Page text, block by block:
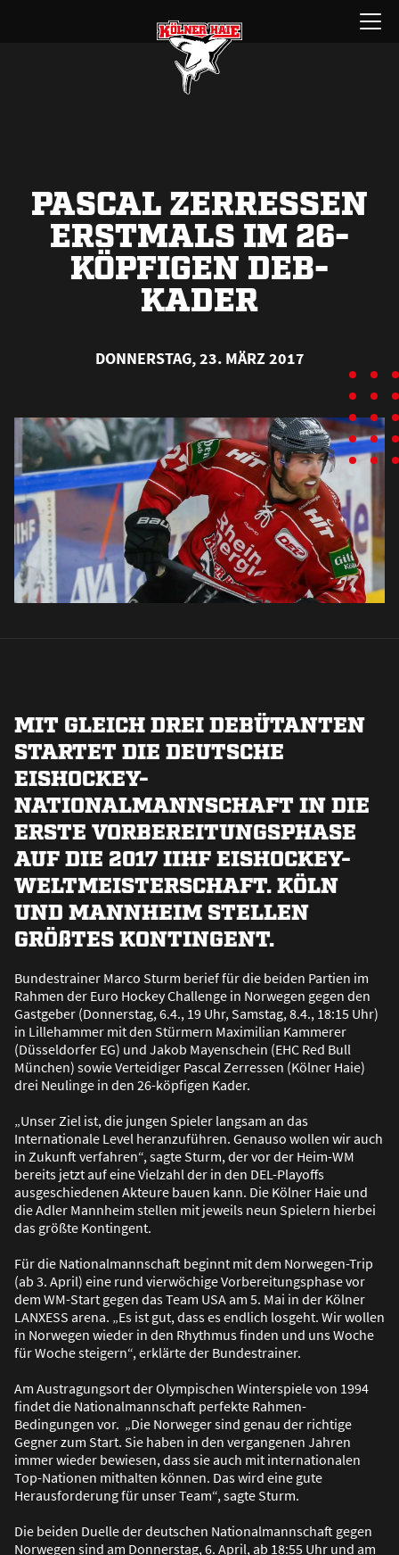
Menü
öffnen
PASCAL ZERRESSEN
ERSTMALS IM 26-
KÖPFIGEN DEB-
KADER
DONNERSTAG, 23. MÄRZ 2017
MIT GLEICH DREI DEBÜTANTEN
STARTET DIE DEUTSCHE
EISHOCKEY-
NATIONALMANNSCHAFT IN DIE
ERSTE VORBEREITUNGSPHASE
AUF DIE 2017 IIHF EISHOCKEY-
WELTMEISTERSCHAFT. KÖLN
UND MANNHEIM STELLEN
GRÖßTES KONTINGENT.
Bundestrainer Marco Sturm berief für die beiden Partien im
Rahmen der Euro Hockey Challenge in Norwegen gegen den
Gastgeber (Donnerstag, 6.4., 19 Uhr, Samstag, 8.4., 18:15 Uhr)
in Lillehammer mit den Stürmern Maximilian Kammerer
(Düsseldorfer EG) und Jakob Mayenschein (EHC Red Bull
München) sowie Verteidiger Pascal Zerressen (Kölner Haie)
drei Neulinge in den 26-köpfigen Kader.
„Unser Ziel ist, die jungen Spieler langsam an das
Internationale Level heranzuführen. Genauso wollen wir auch
in Zukunft verfahren“, sagte Sturm, der vor der Heim-WM
bereits jetzt auf eine Vielzahl der in den DEL-Playoffs
ausgeschiedenen Akteure bauen kann. Die Kölner Haie und
die Adler Mannheim stellen mit jeweils neun Spielern hierbei
das größte Kontingent.
Für die Nationalmannschaft beginnt mit dem Norwegen-Trip
(ab 3. April) eine rund vierwöchige Vorbereitungsphase vor
dem WM-Start gegen das Team USA am 5. Mai in der Kölner
LANXESS arena. „Es ist gut, dass es endlich losgeht. Wir wollen
in Norwegen wieder in den Rhythmus finden und uns Woche
für Woche steigern“, erklärte der Bundestrainer.
Am Austragungsort der Olympischen Winterspiele von 1994
findet die Nationalmannschaft perfekte Rahmen-
Bedingungen vor. „Die Norweger sind genau der richtige
Gegner zum Start. Sie haben in den vergangenen Jahren
immer wieder bewiesen, dass sie auch mit internationalen
Top-Nationen mithalten können. Das wird eine gute
Herausforderung für unser Team“, sagte Sturm.
Die beiden Duelle der deutschen Nationalmannschaft gegen
Norwegen sind am Donnerstag, 6. April, ab 18:55 Uhr und am